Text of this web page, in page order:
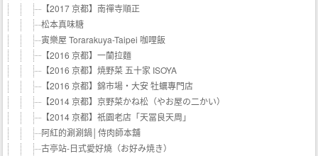
【2017 京都】南禪寺順正
松本真味糖
寅樂屋 Torarakuya-Taipei 咖哩飯
【2016 京都】一蘭拉麵
【2016 京都】焼野菜 五十家 ISOYA
【2016 京都】錦市場‧大安 牡蠣專門店
【2014 京都】京野菜かね松（やお屋の二かい）
【2014 京都】祇園老店「天冨良天周」
阿紅的涮涮鍋│侍肉師本舖
古亭站-日式愛好燒（お好み焼き）